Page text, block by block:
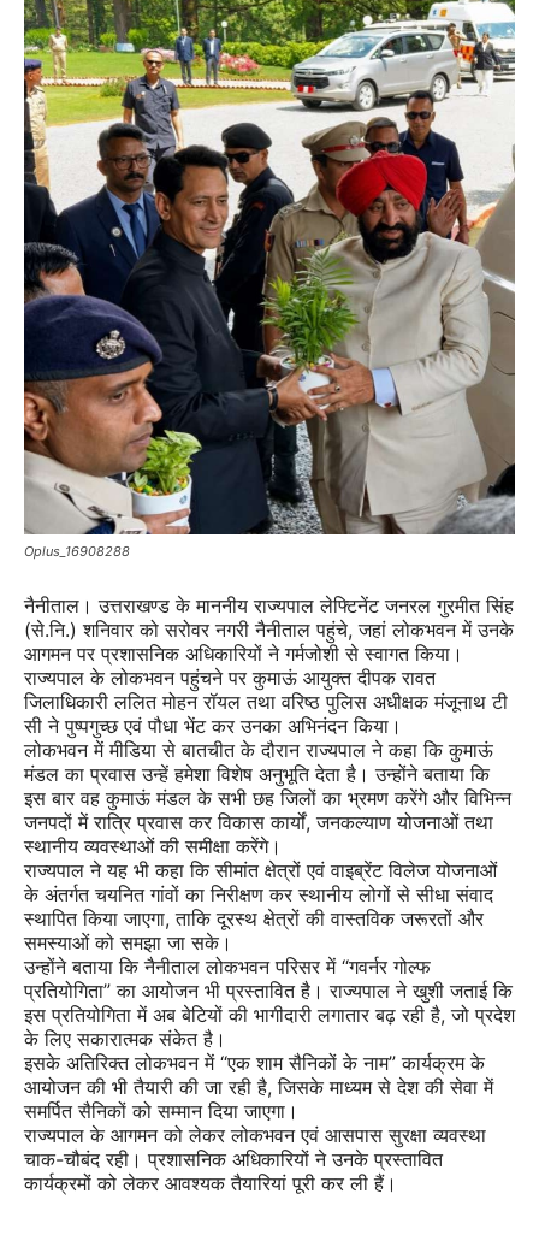
Oplus_16908288
नैनीताल। उत्तराखण्ड के माननीय राज्यपाल लेफ्टिनेंट जनरल गुरमीत सिंह
(से.नि.) शनिवार को सरोवर नगरी नैनीताल पहुंचे, जहां लोकभवन में उनके
आगमन पर प्रशासनिक अधिकारियों ने गर्मजोशी से स्वागत किया।
राज्यपाल के लोकभवन पहुंचने पर कुमाऊं आयुक्त दीपक रावत
जिलाधिकारी ललित मोहन रॉयल तथा वरिष्ठ पुलिस अधीक्षक मंजूनाथ टी
सी ने पुष्पगुच्छ एवं पौधा भेंट कर उनका अभिनंदन किया।
लोकभवन में मीडिया से बातचीत के दौरान राज्यपाल ने कहा कि कुमाऊं
मंडल का प्रवास उन्हें हमेशा विशेष अनुभूति देता है। उन्होंने बताया कि
इस बार वह कुमाऊं मंडल के सभी छह जिलों का भ्रमण करेंगे और विभिन्न
जनपदों में रात्रि प्रवास कर विकास कार्यों, जनकल्याण योजनाओं तथा
स्थानीय व्यवस्थाओं की समीक्षा करेंगे।
राज्यपाल ने यह भी कहा कि सीमांत क्षेत्रों एवं वाइब्रेंट विलेज योजनाओं
के अंतर्गत चयनित गांवों का निरीक्षण कर स्थानीय लोगों से सीधा संवाद
स्थापित किया जाएगा, ताकि दूरस्थ क्षेत्रों की वास्तविक जरूरतों और
समस्याओं को समझा जा सके।
उन्होंने बताया कि नैनीताल लोकभवन परिसर में “गवर्नर गोल्फ
प्रतियोगिता” का आयोजन भी प्रस्तावित है। राज्यपाल ने खुशी जताई कि
इस प्रतियोगिता में अब बेटियों की भागीदारी लगातार बढ़ रही है, जो प्रदेश
के लिए सकारात्मक संकेत है।
इसके अतिरिक्त लोकभवन में “एक शाम सैनिकों के नाम” कार्यक्रम के
आयोजन की भी तैयारी की जा रही है, जिसके माध्यम से देश की सेवा में
समर्पित सैनिकों को सम्मान दिया जाएगा।
राज्यपाल के आगमन को लेकर लोकभवन एवं आसपास सुरक्षा व्यवस्था
चाक-चौबंद रही। प्रशासनिक अधिकारियों ने उनके प्रस्तावित
कार्यक्रमों को लेकर आवश्यक तैयारियां पूरी कर ली हैं।